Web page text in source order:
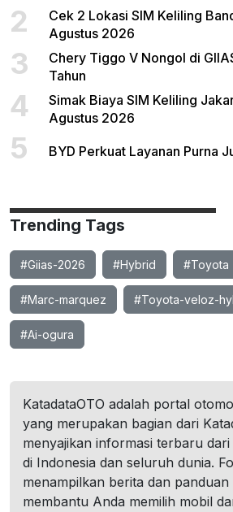
2
Cek 2 Lokasi SIM Keliling
Agustus 2026
3
Chery Tiggo V Nongol di
Tahun
4
Simak Biaya SIM Keliling
Agustus 2026
5 BYD Perkuat Layanan Purna
Trending Tags
#Giias-2026 #Hybrid #Toyota
#Marc-marquez #Toyota-veloz-
#Ai-ogura
KatadataOTO adalah portal
yang merupakan bagian dari
menyajikan informasi terbaru
di Indonesia dan seluruh dunia.
menampilkan berita dan
membantu Anda memilih mobil